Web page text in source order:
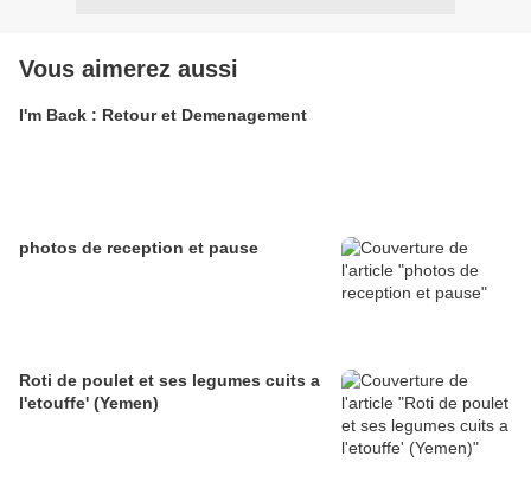
Vous aimerez aussi
I'm Back : Retour et Demenagement
photos de reception et pause
Roti de poulet et ses legumes cuits a
l'etouffe' (Yemen)